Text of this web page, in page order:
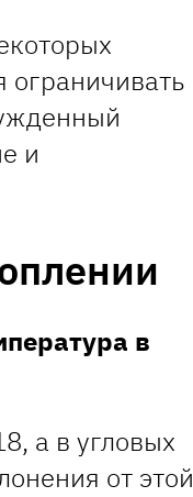
и
в
а в угловых
от этой